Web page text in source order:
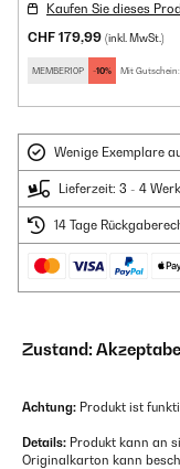
Kaufen Sie dieses
CHF 179,99 (inkl. MwSt.)
MEMBER10P -10% Mit Gutschein:
Wenige Exemplare
Lieferzeit: 3 - 4
14 Tage
Zustand:
Achtung: Produkt ist
Details: Produkt kann an
Originalkarton kann